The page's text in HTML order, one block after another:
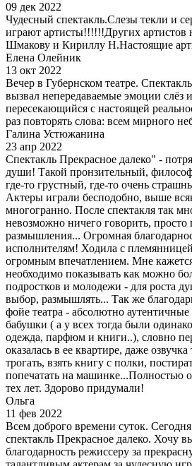
09 дек 2022
Чудесный спектакль.Слезы текли и
играют артисты!!!!!!Других
Шмакову и Кириллу Н.Настоящие
Елена Олейник
13 окт 2022
Вечер в Губернском театре.
вызвал непередаваемые эмоции слёз
пересекающийся с настоящей
раз повторять слова: всем мирного
Галина Устюжанина
23 апр 2022
Спектакль Прекрасное далеко" -
души! Такой пронзительный,
где-то грустный, где-то очень
Актеры играли бесподобно, выше
многогранно. После спектакля так
невозможно ничего говорить, просто
размышления... Огромная
исполнителям! Ходила с
огромным впечатлением. Мне
необходимо показывать как можно
подростков и молодежи - для роста
выбор, размышлять... Так же
фойе театра - абсолютно
бабушки ( а у всех тогда были
одежда, парфюм и книги..), словно
оказалась в ее квартире, даже
трогать, взять книгу с полки,
попечатать на машинке...Полностью
тех лет. Здорово придумали!
Ольга
11 фев 2022
Всем доброго времени суток.
спектакль Прекрасное далеко. Хочу
благодарность режиссеру за